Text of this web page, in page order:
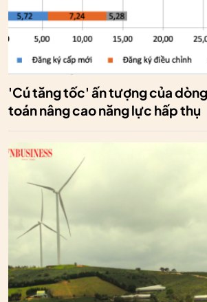
'Cú tăng tốc' ấn tượng của dòng
toán nâng cao năng lực hấp thụ